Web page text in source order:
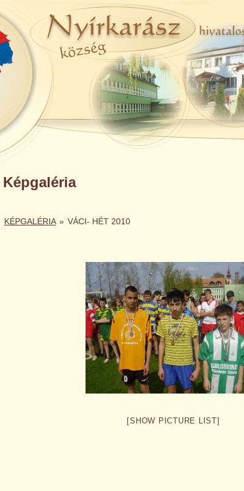
Képgaléria
KÉPGALÉRIA » VÁCI- HÉT 2010
[SHOW PICTURE LIST]